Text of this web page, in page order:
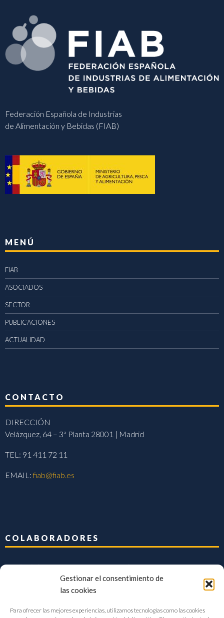
Gestionar el consentimiento de
las cookies
Para ofrecer las mejores experiencias, utilizamos tecnologías como las cookies
Federación Española de Industrias
de Alimentación y Bebidas (FIAB)
MENÚ
FIAB
ASOCIADOS
SECTOR
PUBLICACIONES
ACTUALIDAD
CONTACTO
DIRECCIÓN
Velázquez, 64 – 3ª Planta 28001 | Madrid
TEL: 91 411 72 11
EMAIL:fiab@fiab.es
COLABORADORES